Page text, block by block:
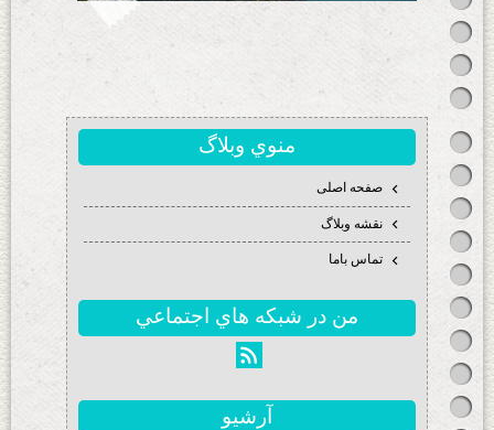
منوي وبلاگ
صفحه اصلی
نقشه وبلاگ
تماس باما
من در شبكه هاي اجتماعي
آرشيو